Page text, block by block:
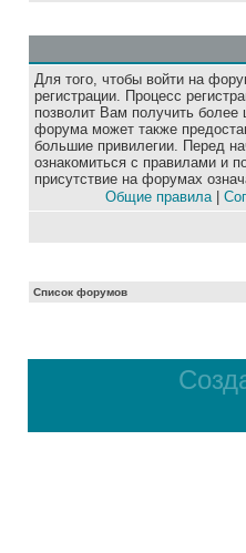
Для того, чтобы войти на
регистрации. Процесс
позволит Вам получить
форума может также
большие привилегии. Перед
ознакомиться с правилами и
присутствие на форумах
Общие правила|
Список форумов